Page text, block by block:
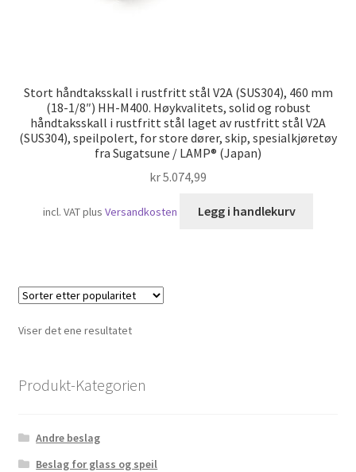
Stort håndtaksskall i rustfritt stål V2A (SUS304), 460 mm
(18-1/8″) HH-M400. Høykvalitets, solid og robust
håndtaksskall i rustfritt stål laget av rustfritt stål V2A
(SUS304), speilpolert, for store dører, skip, spesialkjøretøy
fra Sugatsune / LAMP® (Japan)
kr5.074,99
incl. VATplus Versandkosten Legg i handlekurv
Viser det ene resultatet
Produkt-Kategorien
Andre beslag
Beslag for glass og speil